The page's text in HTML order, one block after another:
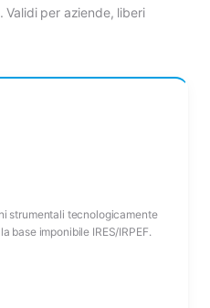
per aziende, liberi
strumentali tecnologicamente
base imponibile IRES/IRPEF.